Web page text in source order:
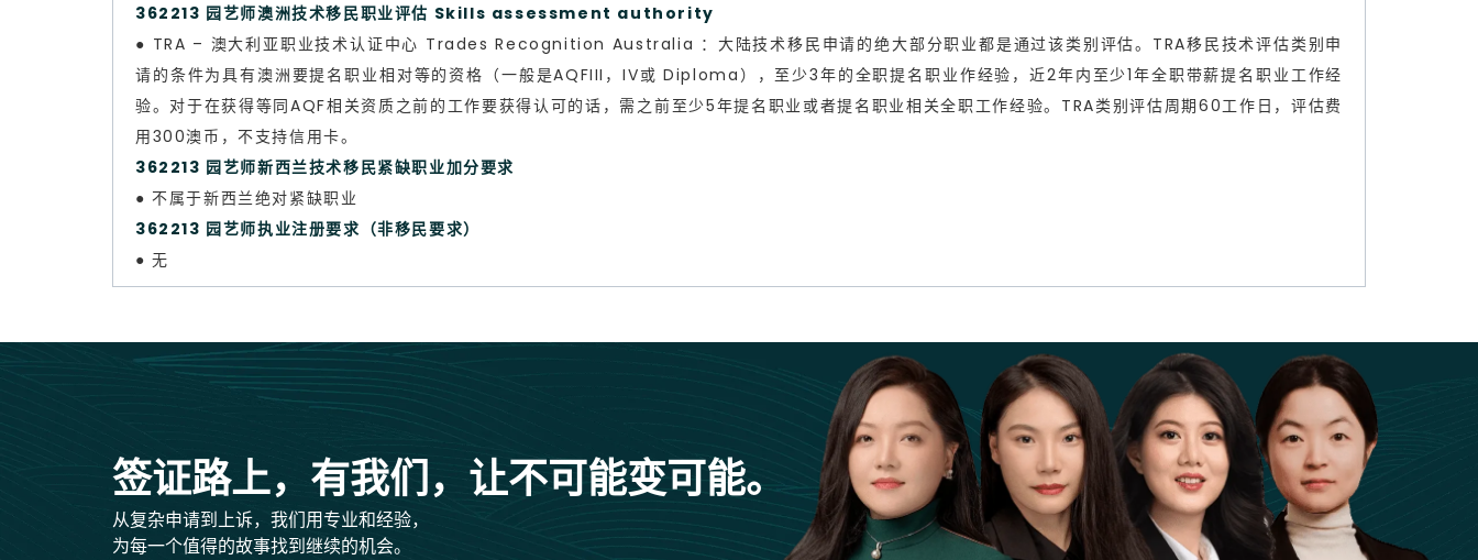
362213 园艺师澳洲技术移民职业评估 Skills assessment authority
● TRA – 澳大利亚职业技术认证中心 Trades Recognition Australia ：大陆技术移民申请的绝大部分职业都是通过该类别评估。TRA移民技术评估类别申
请的条件为具有澳洲要提名职业相对等的资格（一般是AQFIII，IV或 Diploma），至少3年的全职提名职业作经验，近2年内至少1年全职带薪提名职业工作经
验。对于在获得等同AQF相关资质之前的工作要获得认可的话，需之前至少5年提名职业或者提名职业相关全职工作经验。TRA类别评估周期60工作日，评估费
用300澳币，不支持信用卡。
362213 园艺师新西兰技术移民紧缺职业加分要求
● 不属于新西兰绝对紧缺职业
362213 园艺师执业注册要求（非移民要求）
● 无
签证路上，有我们，让不可能变可能。
从复杂申请到上诉，我们用专业和经验，
为每一个值得的故事找到继续的机会。